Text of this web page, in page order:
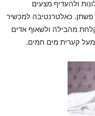
ולהעדיף מצעים
פשתן. כאלטרנטיבה למכשיר
מהבילה ולשאוף אדים
מעל קערית מים חמים.